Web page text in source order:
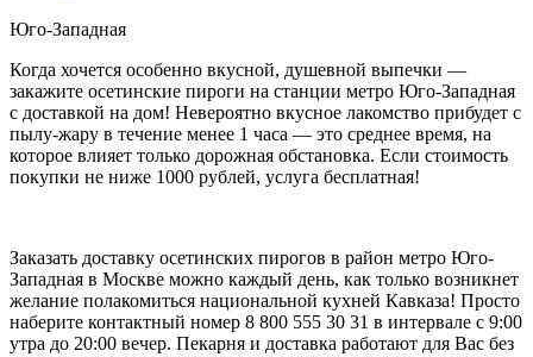
Юго-Западная
Когда хочется особенно вкусной, душевной выпечки —
закажите осетинские пироги на станции метро Юго-Западная
с доставкой на дом! Невероятно вкусное лакомство прибудет с
пылу-жару в течение менее 1 часа — это среднее время, на
которое влияет только дорожная обстановка. Если стоимость
покупки не ниже 1000 рублей, услуга бесплатная!
Заказать доставку осетинских пирогов в район метро Юго-
Западная в Москве можно каждый день, как только возникнет
желание полакомиться национальной кухней Кавказа! Просто
наберите контактный номер 8 800 555 30 31 в интервале с 9:00
утра до 20:00 вечер. Пекарня и доставка работают для Вас без